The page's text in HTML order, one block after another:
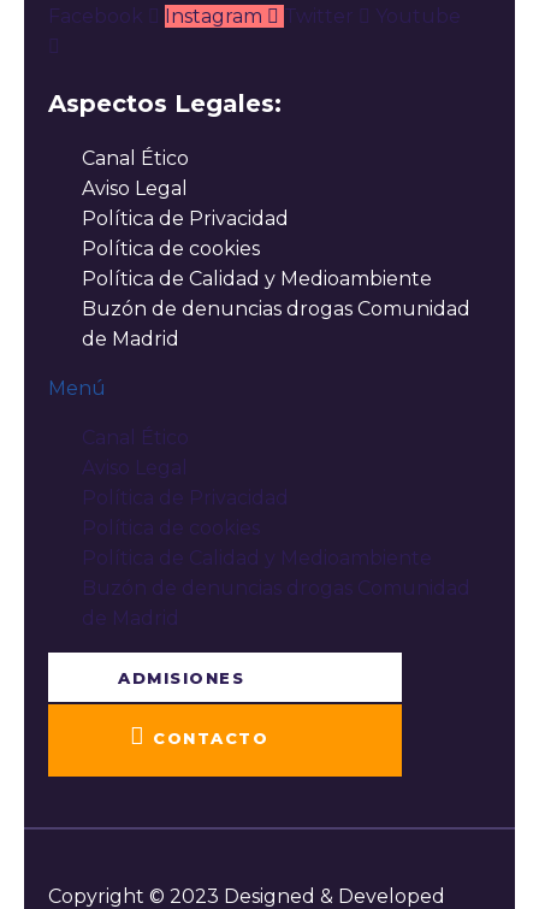
Facebook Instagram Twitter Youtube
Aspectos Legales:
Canal Ético
Aviso Legal
Política de Privacidad
Política de cookies
Política de Calidad y Medioambiente
Buzón de denuncias drogas Comunidad
de Madrid
Menú
Canal Ético
Aviso Legal
Política de Privacidad
Política de cookies
Política de Calidad y Medioambiente
Buzón de denuncias drogas Comunidad
de Madrid
ADMISIONES
CONTACTO
Copyright © 2023 Designed & Developed